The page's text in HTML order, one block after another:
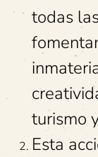
todas
turismo
Esta